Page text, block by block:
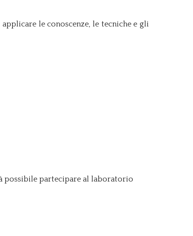
le conoscenze, le tecniche e gli
possibile partecipare al laboratorio